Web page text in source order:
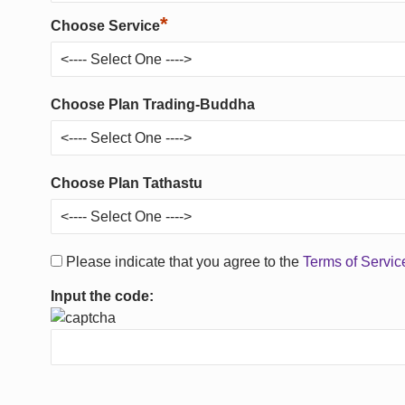
Choose Service*
Choose Plan Trading-Buddha
Choose Plan Tathastu
Please indicate that you agree to the Terms of
Input the code: